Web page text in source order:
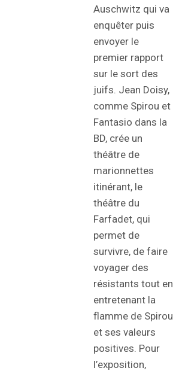
Auschwitz qui va
enquêter puis
envoyer le
premier rapport
sur le sort des
juifs. Jean Doisy,
comme Spirou et
Fantasio dans la
BD, crée un
théâtre de
marionnettes
itinérant, le
théâtre du
Farfadet, qui
permet de
survivre, de faire
voyager des
résistants tout en
entretenant la
flamme de Spirou
et ses valeurs
positives. Pour
l’exposition,